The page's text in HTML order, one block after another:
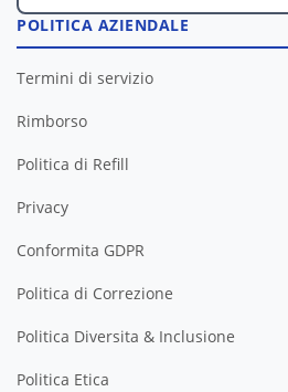
POLITICA AZIENDALE
Termini di servizio
Rimborso
Politica di Refill
Privacy
Conformita GDPR
Politica di Correzione
Politica Diversita & Inclusione
Politica Etica